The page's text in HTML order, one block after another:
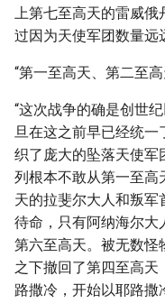
上第七至高天的雷威俄
过因为天使军团数量远
“第一至高天、第二至
“这次战争的确是创世
旦在这之前早已经统一
织了庞大的坠落天使军
列根本不敢从第一至高
天的拉斐尔大人和叛
待命，只有阿纳海尔大
第六至高天。被无数怪
之下撤回了第四至高
路撒冷，开始以耶路